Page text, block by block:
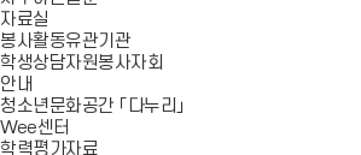
자료실
봉사활동유관기관
학생상담자원봉사자회
안내
청소년문화공간 「다누리」
Wee센터
학력평가자료